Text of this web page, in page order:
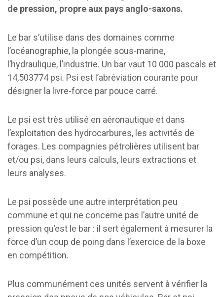
de pression, propre aux pays anglo-saxons.
Le bar s’utilise dans des domaines comme
l’océanographie, la plongée sous-marine,
l’hydraulique, l’industrie. Un bar vaut 10 000 pascals et
14,503774 psi. Psi est l’abréviation courante pour
désigner la livre-force par pouce carré.
Le psi est très utilisé en aéronautique et dans
l’exploitation des hydrocarbures, les activités de
forages. Les compagnies pétrolières utilisent bar
et/ou psi, dans leurs calculs, leurs extractions et
leurs analyses.
Le psi possède une autre interprétation peu
commune et qui ne concerne pas l’autre unité de
pression qu’est le bar : il sert également à mesurer la
force d’un coup de poing dans l’exercice de la boxe
en compétition.
Plus communément ces unités servent à vérifier la